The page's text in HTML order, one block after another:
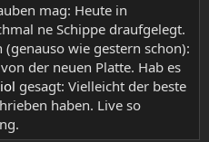
mag: Heute in
ne Schippe draufgelegt.
wie gestern schon):
der neuen Platte. Hab es
gesagt: Vielleicht der beste
haben. Live so